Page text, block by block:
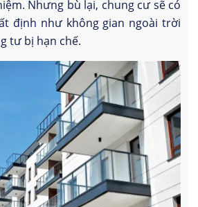
Nhưng bù lại, chung cư sẽ có
định như không gian ngoài trời
tư bị hạn chế.